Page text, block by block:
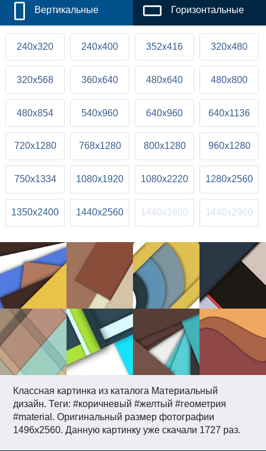
Классная картинка из каталога Материальный
дизайн. Теги: #коричневый #желтый #геометрия
#material. Оригинальный размер фотографии
1496x2560. Данную картинку уже скачали 1727 раз.
Вертикальные Горизонтальные
240x320 240x400 352x416 320x480
320x568 360x640 480x640 480x800
480x854 540x960 640x960 640x1136
720x1280 768x1280 800x1280 960x1280
750x1334 1080x1920 1080x2220 1280x2560
1350x2400 1440x2560 1440x2880 1440x2960